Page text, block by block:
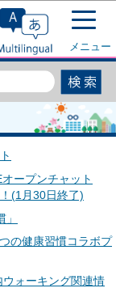
文へ移動
メニュー
ープンチャット
(1月30日終了)
の健康習慣コラボプ
ォーキング関連情